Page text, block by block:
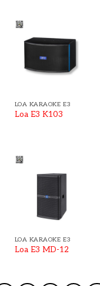
LOA KARAOKE E3
Loa E3 K103
LOA KARAOKE E3
Loa E3 MD-12